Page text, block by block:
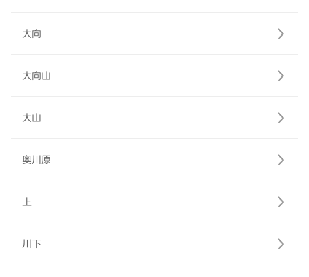
大向
大向山
大山
奥川原
上
川下